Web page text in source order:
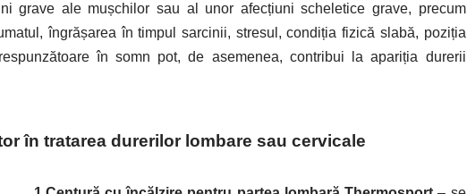
grave ale mușchilor sau al unor afecțiuni scheletice grave, precum
îngrășarea în timpul sarcinii, stresul, condiția fizică slabă, poziția
în somn pot, de asemenea, contribui la apariția durerii
în tratarea durerilor lombare sau cervicale